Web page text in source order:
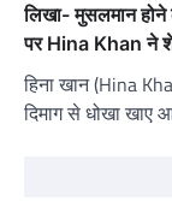
लिखा- मुसलमान होने
पर Hina Khan ने
हिना खान (Hina
दिमाग से धोखा खाए